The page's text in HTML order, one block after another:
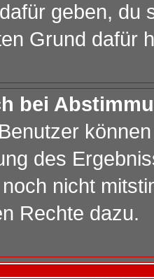
geben, du
Grund dafür
bei
des
nicht
Rechte dazu.